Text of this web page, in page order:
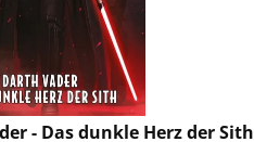
- Das dunkle Herz der Sith